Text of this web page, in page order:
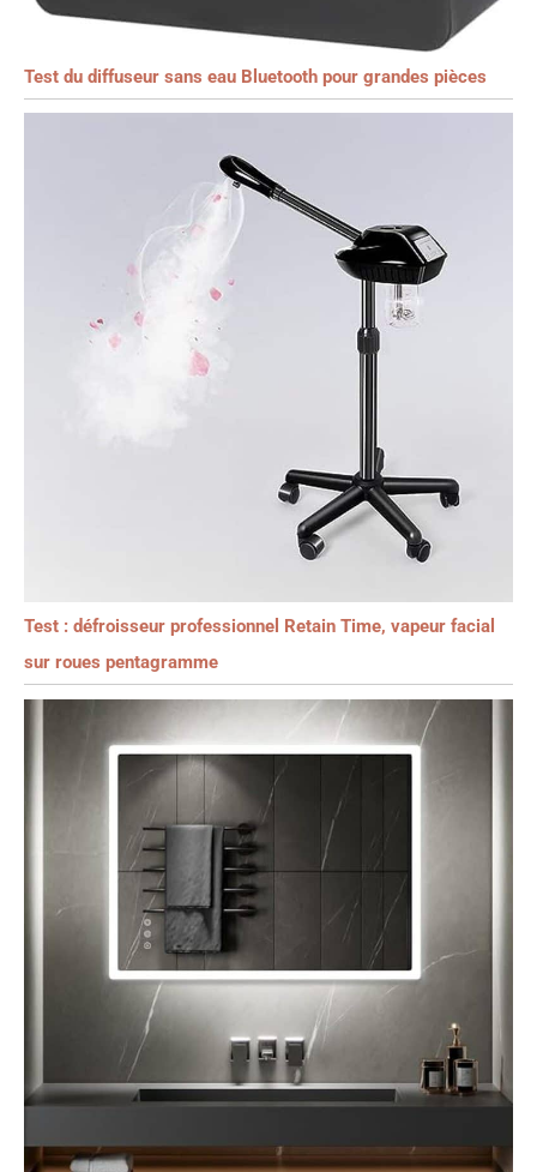
Test du diffuseur sans eau Bluetooth pour grandes pièces
Test : défroisseur professionnel Retain Time, vapeur facial
sur roues pentagramme